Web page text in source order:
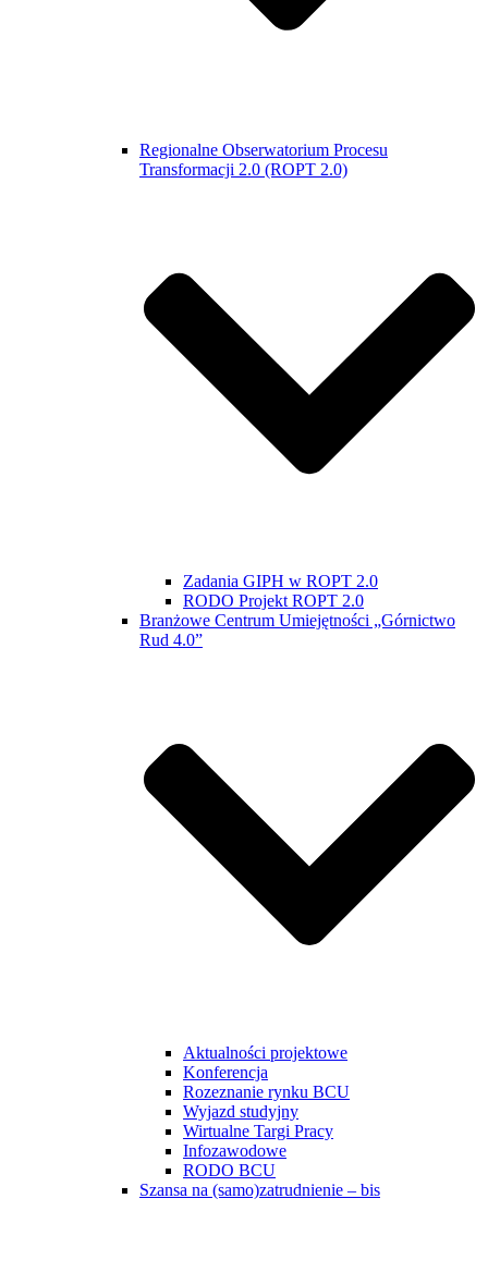
Regionalne Obserwatorium Procesu
Transformacji 2.0 (ROPT 2.0)
Zadania GIPH w ROPT 2.0
RODO Projekt ROPT 2.0
Branżowe Centrum Umiejętności „Górnictwo
Rud 4.0”
Aktualności projektowe
Konferencja
Rozeznanie rynku BCU
Wyjazd studyjny
Wirtualne Targi Pracy
Infozawodowe
RODO BCU
Szansa na (samo)zatrudnienie – bis